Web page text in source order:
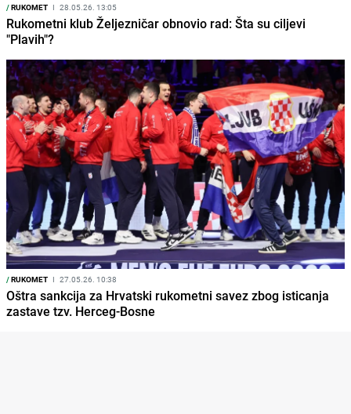
/RUKOMET I 28.05.26. 13:05
Rukometni klub Željezničar obnovio rad: Šta su ciljevi
"Plavih"?
/RUKOMET I 27.05.26. 10:38
Oštra sankcija za Hrvatski rukometni savez zbog isticanja
zastave tzv. Herceg-Bosne